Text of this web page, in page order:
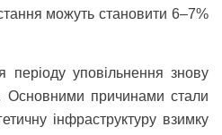
можуть становити 6–7%
періоду уповільнення знову
Основними причинами стали
інфраструктуру взимку